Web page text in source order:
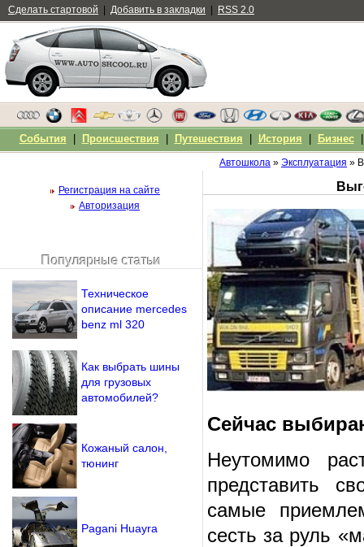
Автошкола » Эксплуатация »
Сейчас
Неутомимо
представить
самые
сесть за руль
Регистрация на сайте
Авторизация
Напомнить пароль?
Популярные статьи
Техническое
описание mercedes
benz ml 320
Как выбрать шины
для грузовых
автомобилей?
Кожаный салон,
тюнинг
Pagani Huayra
Сделать стартовой Добавить в закладки RSS 2.0
События Происшествия Путешествия История Бизнес